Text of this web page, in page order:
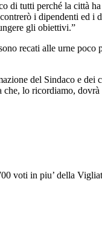
di tutti perché la città
i dipendenti ed
gli obiettivi.”
recati alle urne
del Sindaco e
che, lo ricordiamo,
voti in piu’ della